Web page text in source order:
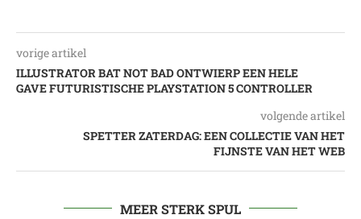
vorige artikel
ILLUSTRATOR BAT NOT BAD ONTWIERP EEN HELE
GAVE FUTURISTISCHE PLAYSTATION 5 CONTROLLER
volgende artikel
SPETTER ZATERDAG: EEN COLLECTIE VAN HET
FIJNSTE VAN HET WEB
MEER STERK SPUL